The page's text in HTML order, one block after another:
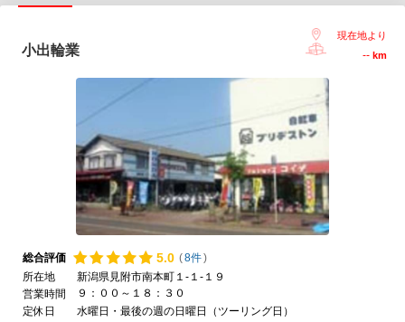
小出輪業
現在地より
-- km
総合評価 5.0 (8件)
所在地
新潟県見附市南本町１-１-１９
営業時間
９：００～１８：３０
定休日
水曜日・最後の週の日曜日（ツーリング日）